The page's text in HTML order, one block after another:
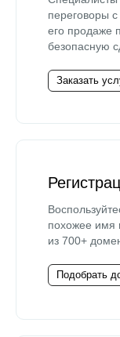
переговоры
его продаже
безопасную
Заказать
похожее имя
из 700+
Подобрать